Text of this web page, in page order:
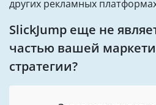
других рекламных
SlickJump еще не
частью вашей
стратегии?